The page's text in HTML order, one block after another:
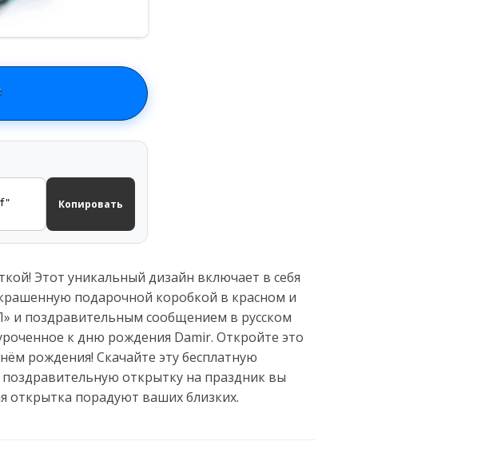
Копировать
Этот уникальный дизайн включает в себя
подарочной коробкой в красном и
и поздравительным сообщением в русском
к дню рождения Damir. Откройте это
рождения! Скачайте эту бесплатную
открытку на праздник вы
открытка порадуют ваших близких.